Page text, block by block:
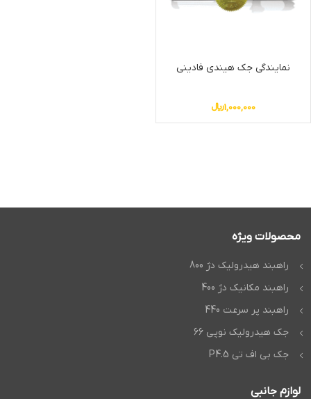
نمایندگی جک هیندی فادینی
1,000,000﷼
محصولات ویژه
راهبند هیدرولیک دژ 800
راهبند مکانیک دژ 400
راهبند پر سرعت 440
جک هیدرولیک نوپی 66
جک بی اف تی P4.5
لوازم جانبی